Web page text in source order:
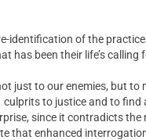
identification of the
has been their life’s calling
just to our enemies, but
to justice and to
since it contradicts
that enhanced